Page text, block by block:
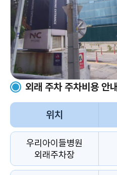
외래 주차 주차비용 안내
위치
우리아이들병원
외래주차장